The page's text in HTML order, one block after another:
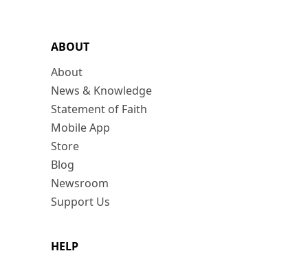
ABOUT
About
News & Knowledge
Statement of Faith
Mobile App
Store
Blog
Newsroom
Support Us
HELP